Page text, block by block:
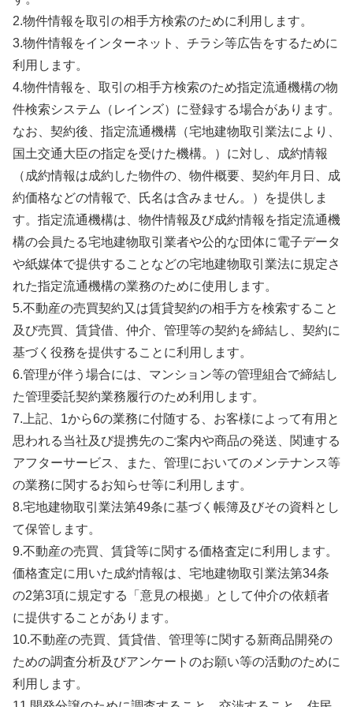
2.物件情報を取引の相手方検索のために利用します。
3.物件情報をインターネット、チラシ等広告をするために
利用します。
4.物件情報を、取引の相手方検索のため指定流通機構の物
件検索システム（レインズ）に登録する場合があります。
なお、契約後、指定流通機構（宅地建物取引業法により、
国土交通大臣の指定を受けた機構。）に対し、成約情報
（成約情報は成約した物件の、物件概要、契約年月日、成
約価格などの情報で、氏名は含みません。）を提供しま
す。指定流通機構は、物件情報及び成約情報を指定流通機
構の会員たる宅地建物取引業者や公的な団体に電子データ
や紙媒体で提供することなどの宅地建物取引業法に規定さ
れた指定流通機構の業務のために使用します。
5.不動産の売買契約又は賃貸契約の相手方を検索すること
及び売買、賃貸借、仲介、管理等の契約を締結し、契約に
基づく役務を提供することに利用します。
6.管理が伴う場合には、マンション等の管理組合で締結し
た管理委託契約業務履行のため利用します。
7.上記、1から6の業務に付随する、お客様によって有用と
思われる当社及び提携先のご案内や商品の発送、関連する
アフターサービス、また、管理においてのメンテナンス等
の業務に関するお知らせ等に利用します。
8.宅地建物取引業法第49条に基づく帳簿及びその資料とし
て保管します。
9.不動産の売買、賃貸等に関する価格査定に利用します。
価格査定に用いた成約情報は、宅地建物取引業法第34条
の2第3項に規定する「意見の根拠」として仲介の依頼者
に提供することがあります。
10.不動産の売買、賃貸借、管理等に関する新商品開発の
ための調査分析及びアンケートのお願い等の活動のために
利用します。